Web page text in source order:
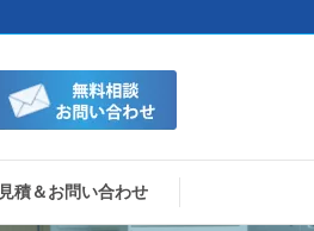
見積＆お問い合わせ